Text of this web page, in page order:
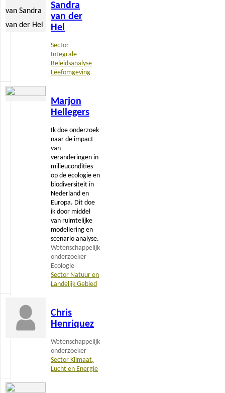
Sandra
van der
Hel
Sector
Integrale
Beleidsanalyse
Leefomgeving
meer
Marjon
Hellegers
Ik doe onderzoek
naar de impact
van
veranderingen in
milieucondities
op de ecologie en
biodiversiteit in
Nederland en
Europa. Dit doe
ik door middel
van ruimtelijke
modellering en
scenario analyse.
Wetenschappelijk
onderzoeker
Ecologie
Sector Natuur en
Landelijk Gebied
Lees
Chris
Henriquez
Wetenschappelijk
onderzoeker
Sector Klimaat,
Lucht en Energie
Lees